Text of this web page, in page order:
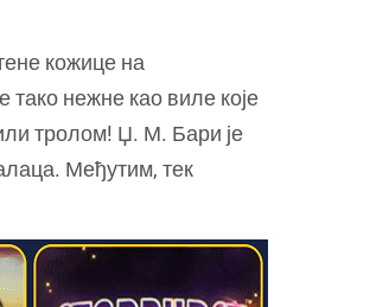
кожице на
нежне као виле које
тролом! Џ. М. Бари је
Међутим, тек